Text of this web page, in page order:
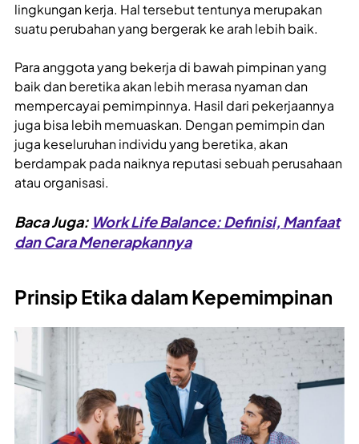
lingkungan kerja. Hal tersebut tentunya merupakan
suatu perubahan yang bergerak ke arah lebih baik.
Para anggota yang bekerja di bawah pimpinan yang
baik dan beretika akan lebih merasa nyaman dan
mempercayai pemimpinnya. Hasil dari pekerjaannya
juga bisa lebih memuaskan. Dengan pemimpin dan
juga keseluruhan individu yang beretika, akan
berdampak pada naiknya reputasi sebuah perusahaan
atau organisasi.
Baca Juga: Work Life Balance: Definisi, Manfaat
dan Cara Menerapkannya
Prinsip Etika dalam Kepemimpinan